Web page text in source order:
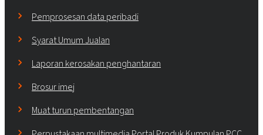
Pemprosesan data peribadi
Syarat Umum Jualan
Laporan kerosakan penghantaran
Brosur imej
Muat turun pembentangan